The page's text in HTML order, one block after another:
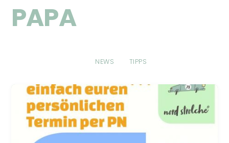
PAPA
NEWS TIPPS